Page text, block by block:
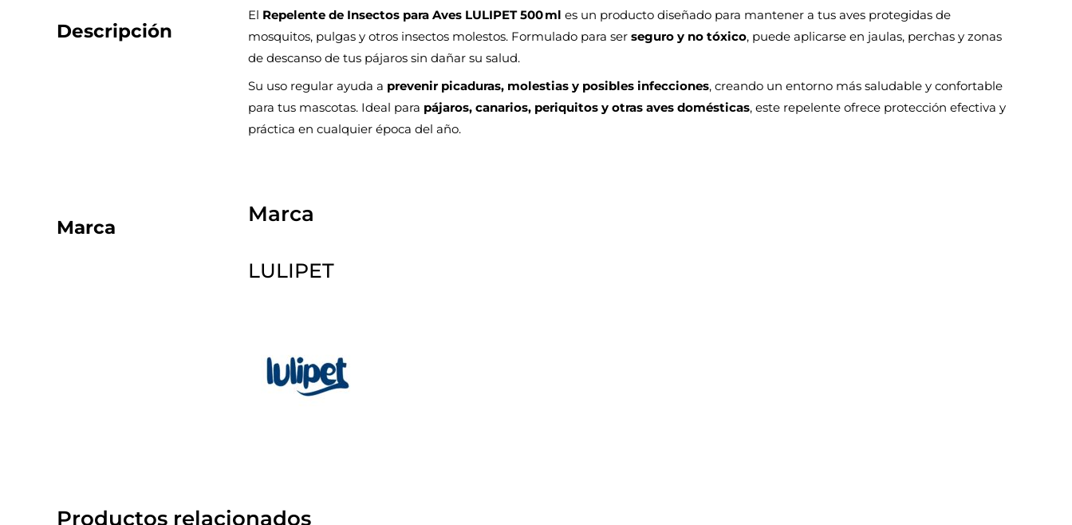
Descripción
El Repelente de Insectos para Aves LULIPET 500 ml es un producto diseñado para mantener a tus aves protegidas de
mosquitos, pulgas y otros insectos molestos. Formulado para ser seguro y no tóxico, puede aplicarse en jaulas, perchas y zonas
de descanso de tus pájaros sin dañar su salud.
Su uso regular ayuda a prevenir picaduras, molestias y posibles infecciones, creando un entorno más saludable y confortable
para tus mascotas. Ideal para pájaros, canarios, periquitos y otras aves domésticas, este repelente ofrece protección efectiva y
práctica en cualquier época del año.
Marca
Marca
LULIPET
Productos relacionados